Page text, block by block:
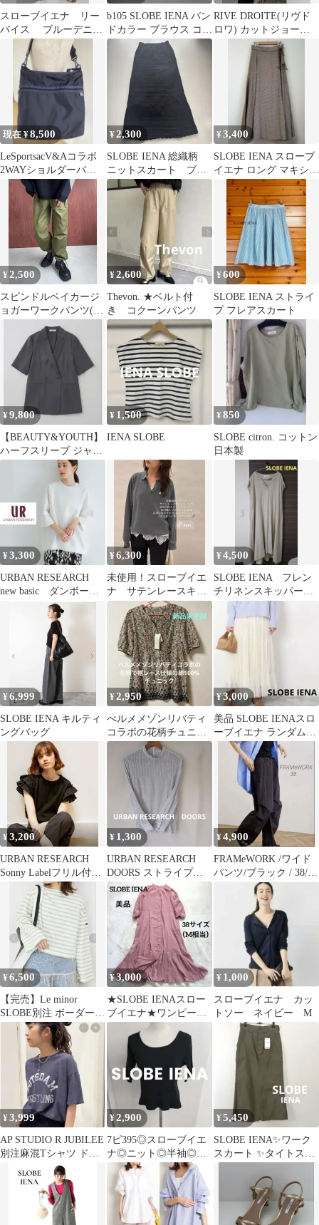
スローブイエナ リー
バイス ブルーデニ
ム 23
b105 SLOBE IENA バン
ドカラー ブラウス コッ
トン シルク
RIVE DROITE(リヴド
ロワ) カットジョーゼ
ットライトプルオーバ
現在 ¥8,500
LeSportsacV&Aコラボ
2WAYショルダーバッ
ク・ピンパーネル・ネ
イビー
¥2,300
SLOBE IENA 総織柄
ニットスカート ブラ
ック
¥3,400
SLOBE IENA スローブ
イエナ ロング マキシ
フレア スカート 38
¥2,500
スピンドルベイカージ
ョガーワークパンツ(カ
¥2,600
Thevon. ★ベルト付
き コクーンパンツ
¥600
SLOBE IENA ストライ
プ フレアスカート
¥9,800
【BEAUTY&YOUTH】
ハーフスリーブ ジャケ
ット
¥ 1,500
IENA SLOBE
¥850
SLOBE citron. コットン
日本製
¥3,300
URBAN RESEARCH
new basic ダンボール
コクーントップス
¥6,300
未使用！スローブイエ
ナ サテンレースキャ
ミソール
¥4,500
SLOBE IENA フレン
チリネンスキッパーワ
ンピース ベージュ
¥6,999
SLOBE IENA キルティ
ングバッグ
¥2,950
べルメメゾンリバティ
コラボの花柄チュニッ
ク 新品未使用
¥3,000
美品 SLOBE IENAスロ
ーブイエナ ランダムギ
ャザーチュールロング
スカート
¥3,200
URBAN RESEARCH
Sonny Labelフリル付き
半袖Tシャツ
¥ 1,300
URBAN RESEARCH
DOORS ストライプブ
ラウス
¥4,900
FRAMeWORK /ワイド
パンツ/ブラック / 38/
¥6,500
【完売】Le minor
SLOBE別注 ボーダープ
ルオーバー
¥3,000
★SLOBE IENAスロー
ブイエナ★ワンピー
ス/38サイズ/コットン
100%
¥ 1,000
スローブイエナ カッ
トソー ネイビー M
¥3,999
AP STUDIO R JUBILEE
別注麻混Tシャツ ドゥ
ーズィエムクラス
¥2,900
7ピ395◎スローブイエ
ナ◎ニット◎半袖◎ト
ップス
¥5,450
SLOBE IENA✨ワーク
スカート ✨タイトスカ